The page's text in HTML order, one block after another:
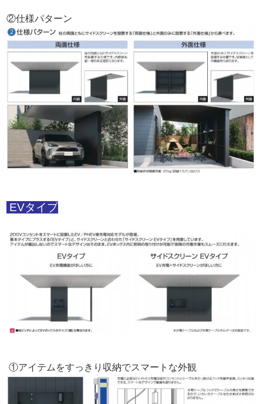
②仕様パターン
EVタイプ
①アイテムをすっきり収納でスマートな外観